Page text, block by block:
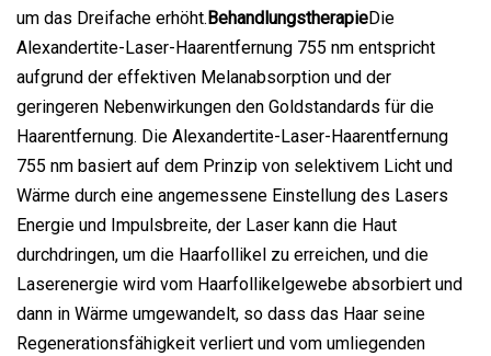
um das Dreifache erhöht.BehandlungstherapieDie
Alexandertite-Laser-Haarentfernung 755 nm entspricht
aufgrund der effektiven Melanabsorption und der
geringeren Nebenwirkungen den Goldstandards für die
Haarentfernung. Die Alexandertite-Laser-Haarentfernung
755 nm basiert auf dem Prinzip von selektivem Licht und
Wärme durch eine angemessene Einstellung des Lasers
Energie und Impulsbreite, der Laser kann die Haut
durchdringen, um die Haarfollikel zu erreichen, und die
Laserenergie wird vom Haarfollikelgewebe absorbiert und
dann in Wärme umgewandelt, so dass das Haar seine
Regenerationsfähigkeit verliert und vom umliegenden